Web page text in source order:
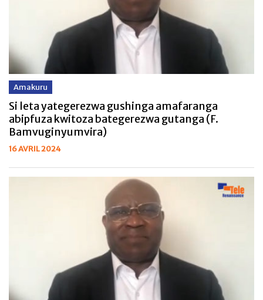
Amakuru
Si leta yategerezwa gushinga amafaranga
abipfuza kwitoza bategerezwa gutanga (F.
Bamvuginyumvira)
16 AVRIL 2024